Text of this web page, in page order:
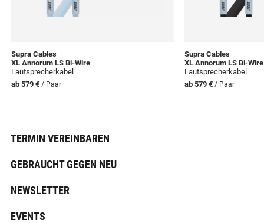
Supra Cables
XL Annorum LS Bi-Wire
Lautsprecherkabel
ab 579 € / Paar
Supra Cables
XL Annorum LS Bi-
Lautsprecherkabel
ab 579 € / Paar
TERMIN VEREINBAREN
GEBRAUCHT GEGEN NEU
NEWSLETTER
EVENTS